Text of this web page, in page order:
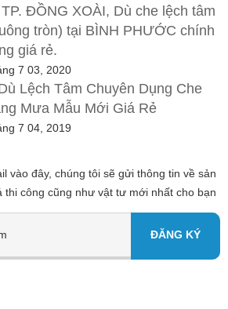
ĐỒNG XOÀI, Dù che lệch tâm
tròn) tại BÌNH PHƯỚC chính
giá rẻ.
7 03, 2020
Lệch Tâm Chuyên Dụng Che
Mưa Mẫu Mới Giá Rẻ
7 04, 2019
vào đây, chúng tôi sẽ gửi thông tin về sản
thi công cũng như vật tư mới nhất cho bạn